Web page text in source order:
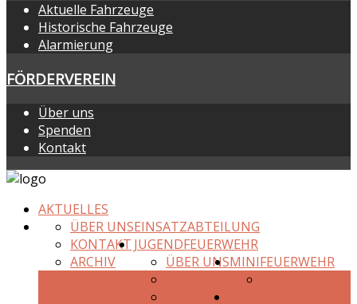
Aktuelle Fahrzeuge
Historische Fahrzeuge
Alarmierung
FÖRDERVEREIN
Über uns
Spenden
Kontakt
AKTUELLES
EINSATZABTEILUNG
ÜBER UNS
KONTAKT
ARCHIV
JUGENDFEUERWEHR
ÜBER UNSMINIFEUERWEHR